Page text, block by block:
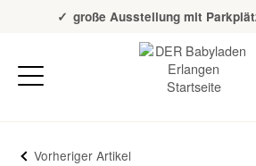
Über 20 Jahre Erfahrung
große Ausstellung mit
Vorheriger Artikel